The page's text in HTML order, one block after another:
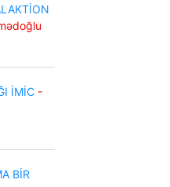
İMİC -
BİR